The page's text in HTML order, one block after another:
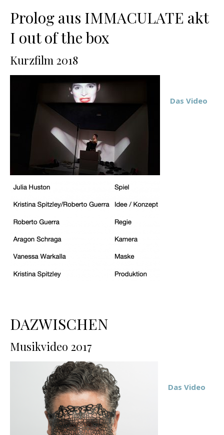
Prolog aus IMMACULATE akt
I out of the box
Kurzfilm 2018
Das Video
DAZWISCHEN
Musikvideo 2017
Das Video